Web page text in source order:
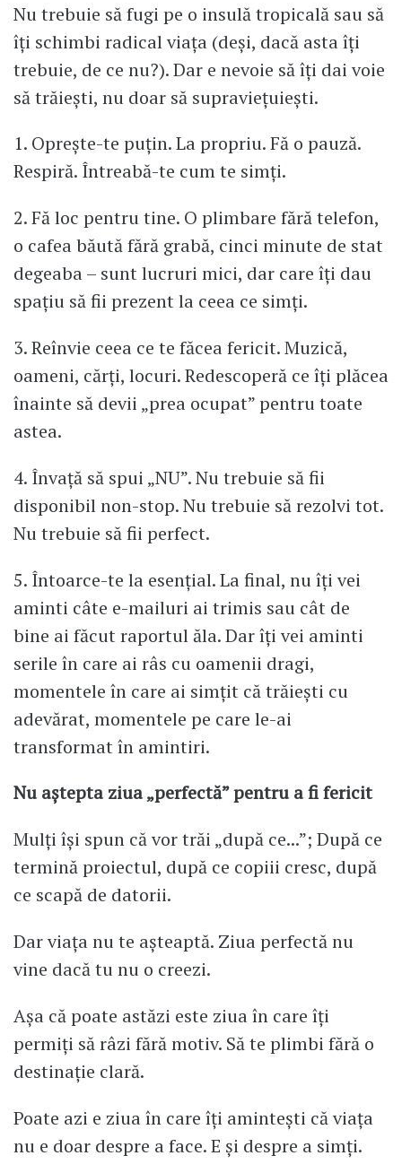
Nu trebuie să fugi pe o insulă tropicală sau să
îți schimbi radical viața (deși, dacă asta îți
trebuie, de ce nu?). Dar e nevoie să îți dai voie
să trăiești, nu doar să supraviețuiești.
1. Oprește-te puțin. La propriu. Fă o pauză.
Respiră. Întreabă-te cum te simți.
2. Fă loc pentru tine. O plimbare fără telefon,
o cafea băută fără grabă, cinci minute de stat
degeaba – sunt lucruri mici, dar care îți dau
spațiu să fii prezent la ceea ce simți.
3. Reînvie ceea ce te făcea fericit. Muzică,
oameni, cărți, locuri. Redescoperă ce îți plăcea
înainte să devii „prea ocupat” pentru toate
astea.
4. Învață să spui „NU”. Nu trebuie să fii
disponibil non-stop. Nu trebuie să rezolvi tot.
Nu trebuie să fii perfect.
5. Întoarce-te la esențial. La final, nu îți vei
aminti câte e-mailuri ai trimis sau cât de
bine ai făcut raportul ăla. Dar îți vei aminti
serile în care ai râs cu oamenii dragi,
momentele în care ai simțit că trăiești cu
adevărat, momentele pe care le-ai
transformat în amintiri.
Nu aștepta ziua „perfectă” pentru a fi fericit
Mulți își spun că vor trăi „după ce...”; După ce
termină proiectul, după ce copiii cresc, după
ce scapă de datorii.
Dar viața nu te așteaptă. Ziua perfectă nu
vine dacă tu nu o creezi.
Așa că poate astăzi este ziua în care îți
permiți să râzi fără motiv. Să te plimbi fără o
destinație clară.
Poate azi e ziua în care îți amintești că viața
nu e doar despre a face. E și despre a simți.